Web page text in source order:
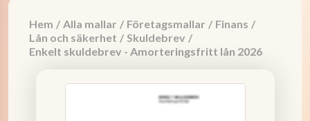
Hem / Alla mallar / Företagsmallar / Finans /
Lån och säkerhet / Skuldebrev /
Enkelt skuldebrev - Amorteringsfritt lån 2026